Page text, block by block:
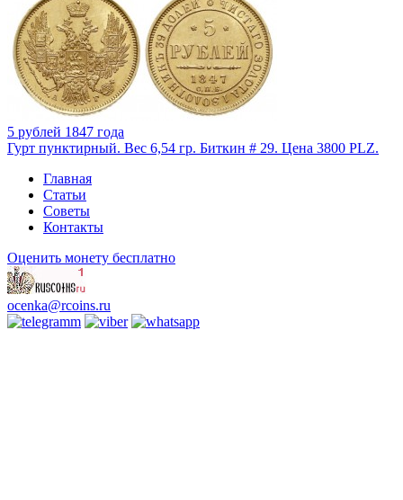
5 рублей 1847 года
Гурт пунктирный. Вес 6,54 гр. Биткин # 29. Цена 3800 PLZ.
Главная
Статьи
Советы
Контакты
Оценить монету бесплатно
ocenka@rcoins.ru